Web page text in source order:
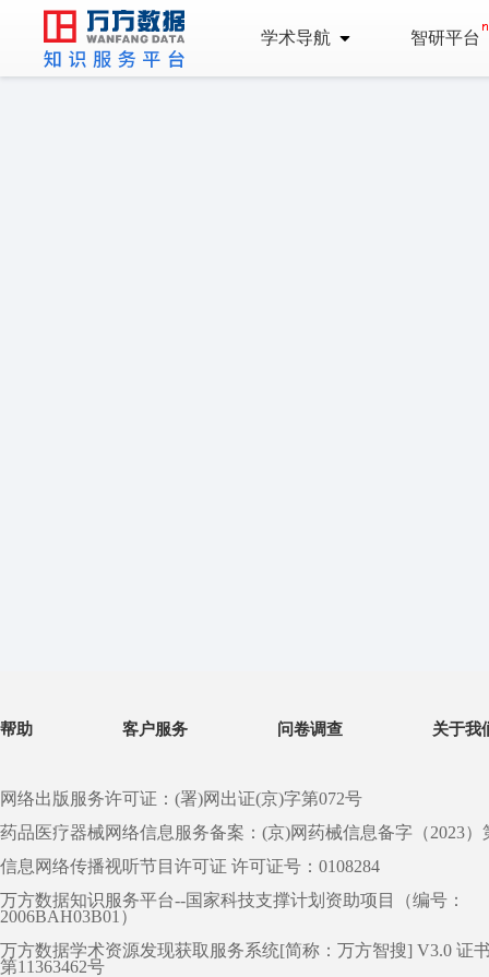
学术导航 智研平台
帮助 客户服务 问卷调查 关于我
网络出版服务许可证：(署)网出证(京)字第072号
药品医疗器械网络信息服务备案：(京)网药械信息备字（2023）
信息网络传播视听节目许可证 许可证号：0108284
万方数据知识服务平台--国家科技支撑计划资助项目（编号：
2006BAH03B01）
万方数据学术资源发现获取服务系统[简称：万方智搜] V3.0 证
第11363462号